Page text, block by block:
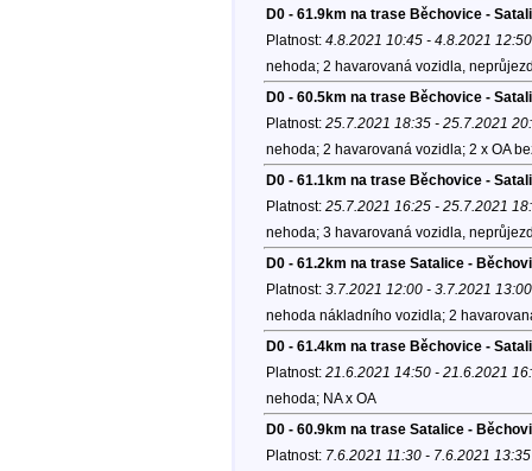
D0 - 61.9km na trase Běchovice -
Platnost: 4.8.2021 10:45 - 4.8.2021 12:50
nehoda; 2 havarovaná vozidla,
D0 - 60.5km na trase Běchovice -
Platnost: 25.7.2021 18:35 - 25.7.2021
nehoda; 2 havarovaná vozidla; 2 x OA
D0 - 61.1km na trase Běchovice -
Platnost: 25.7.2021 16:25 - 25.7.2021
nehoda; 3 havarovaná vozidla,
D0 - 61.2km na trase Satalice -
Platnost: 3.7.2021 12:00 - 3.7.2021 13:00
nehoda nákladního vozidla; 2
D0 - 61.4km na trase Běchovice -
Platnost: 21.6.2021 14:50 - 21.6.2021
nehoda; NA x OA
D0 - 60.9km na trase Satalice -
Platnost: 7.6.2021 11:30 - 7.6.2021 13:35